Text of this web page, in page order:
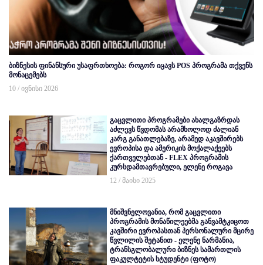
ბიზნესის ფინანსური უსაფრთხოება: როგორ იცავს POS პროგრამა თქვენს
მონაცემებს
10 / ივნისი 2026
გაცვლითი პროგრამები ახალგაზრდას
აძლევს წვდომას არამხოლოდ ძალიან
კარგ განათლებაზე, არამედ აკავშირებს
ევროპისა და ამერიკის მოქალაქეებს
ქართველებთან - FLEX პროგრამის
კურსდამთავრებული, ელენე როგავა
12 / მაისი 2025
მნიშვნელოვანია, რომ გაცვლითი
პროგრამის მონაწილეებმა განვამტკიცოთ
კავშირი ევროპასთან პერსონალური მცირე
წვლილის შეტანით - ელენე ნარმანია,
ტრანსგლობალური ბიზნეს სამართლის
ფაკულტეტის სტუდენტი (ფოტო)